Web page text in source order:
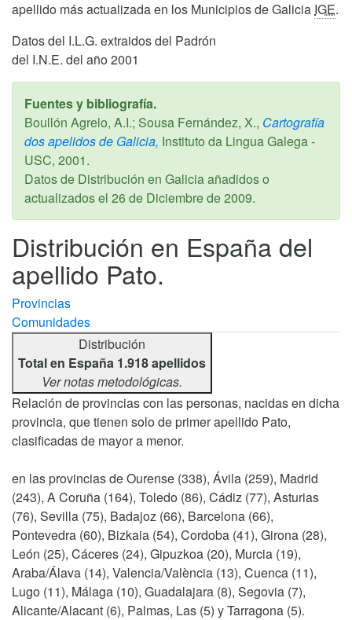
apellido más actualizada en los Municipios de Galicia IGE.
Datos del I.L.G. extraidos del Padrón
del I.N.E. del año 2001
Fuentes y bibliografía.
Boullón Agrelo, A.I.; Sousa Fernández, X., Cartografía
dos apelidos de Galicia, Instituto da Lingua Galega -
USC, 2001.
Datos de Distribución en Galicia añadidos o
actualizados el 26 de Diciembre de 2009.
Distribución en España del
apellido Pato.
Provincias
Comunidades
Distribución
Total en España 1.918 apellidos
Ver notas metodológicas.
Relación de provincias con las personas, nacidas en dicha
provincia, que tienen solo de primer apellido Pato,
clasificadas de mayor a menor.
en las provincias de Ourense (338), Ávila (259), Madrid
(243), A Coruña (164), Toledo (86), Cádiz (77), Asturias
(76), Sevilla (75), Badajoz (66), Barcelona (66),
Pontevedra (60), Bizkaia (54), Cordoba (41), Girona (28),
León (25), Cáceres (24), Gipuzkoa (20), Murcia (19),
Araba/Álava (14), Valencia/València (13), Cuenca (11),
Lugo (11), Málaga (10), Guadalajara (8), Segovia (7),
Alicante/Alacant (6), Palmas, Las (5) y Tarragona (5).